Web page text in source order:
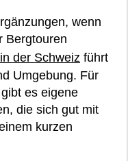
wenn
Bergtouren
der Schweiz führt
Umgebung. Für
es eigene
die sich gut mit
kurzen